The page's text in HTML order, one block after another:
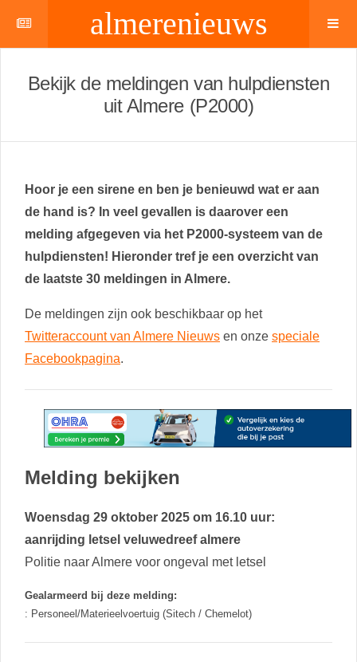
almerenieuws
Bekijk de meldingen van hulpdiensten
uit Almere (P2000)
Hoor je een sirene en ben je benieuwd wat er aan
de hand is? In veel gevallen is daarover een
melding afgegeven via het P2000-systeem van de
hulpdiensten! Hieronder tref je een overzicht van
de laatste 30 meldingen in Almere.
De meldingen zijn ook beschikbaar op het
Twitteraccount van Almere Nieuws en onze speciale
Facebookpagina.
Melding bekijken
Woensdag 29 oktober 2025 om 16.10 uur:
aanrijding letsel veluwedreef almere
Politie naar Almere voor ongeval met letsel
Gealarmeerd bij deze melding:
: Personeel/Materieelvoertuig (Sitech / Chemelot)